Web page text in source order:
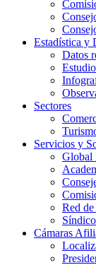
Estadística y
Datos
Sectores
Servicios y
Global
Red
Cámaras